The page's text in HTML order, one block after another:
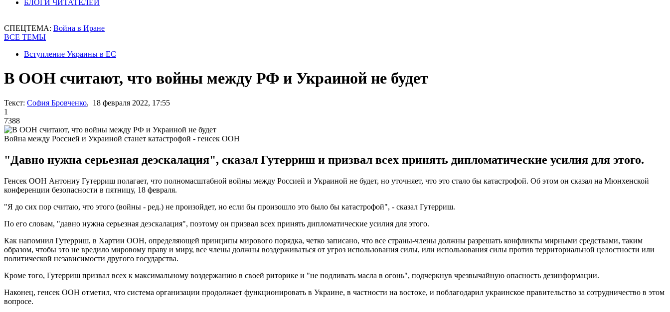
БЛОГИ ЧИТАТЕЛЕЙ
СПЕЦТЕМА: Война в Иране
ВСЕ ТЕМЫ
Вступление Украины в ЕС
В ООН считают, что войны между РФ и Украиной не будет
Текст: София Бровченко, 18 февраля 2022, 17:55
1
7388
Война между Россией и Украиной станет катастрофой - генсек ООН
"Давно нужна серьезная деэскалация", сказал Гутерриш и призвал всех принять дипломатические усилия для этого.
Генсек ООН Антониу Гутерриш полагает, что полномасштабной войны между Россией и Украиной не будет, но уточняет, что это стало бы катастрофой. Об этом он сказал на Мюнхенской
конференции безопасности в пятницу, 18 февраля.
"Я до сих пор считаю, что этого (войны - ред.) не произойдет, но если бы произошло это было бы катастрофой", - сказал Гутерриш.
По его словам, "давно нужна серьезная деэскалация", поэтому он призвал всех принять дипломатические усилия для этого.
Как напомнил Гутерриш, в Хартии ООН, определяющей принципы мирового порядка, четко записано, что все страны-члены должны разрешать конфликты мирными средствами, таким
образом, чтобы это не вредило мировому праву и миру, все члены должны воздерживаться от угроз использования силы, или использования силы против территориальной целостности или
политической независимости другого государства.
Кроме того, Гутерриш призвал всех к максимальному воздержанию в своей риторике и "не подливать масла в огонь", подчеркнув чрезвычайную опасность дезинформации.
Наконец, генсек ООН отметил, что система организации продолжает функционировать в Украине, в частности на востоке, и поблагодарил украинское правительство за сотрудничество в этом
вопросе.